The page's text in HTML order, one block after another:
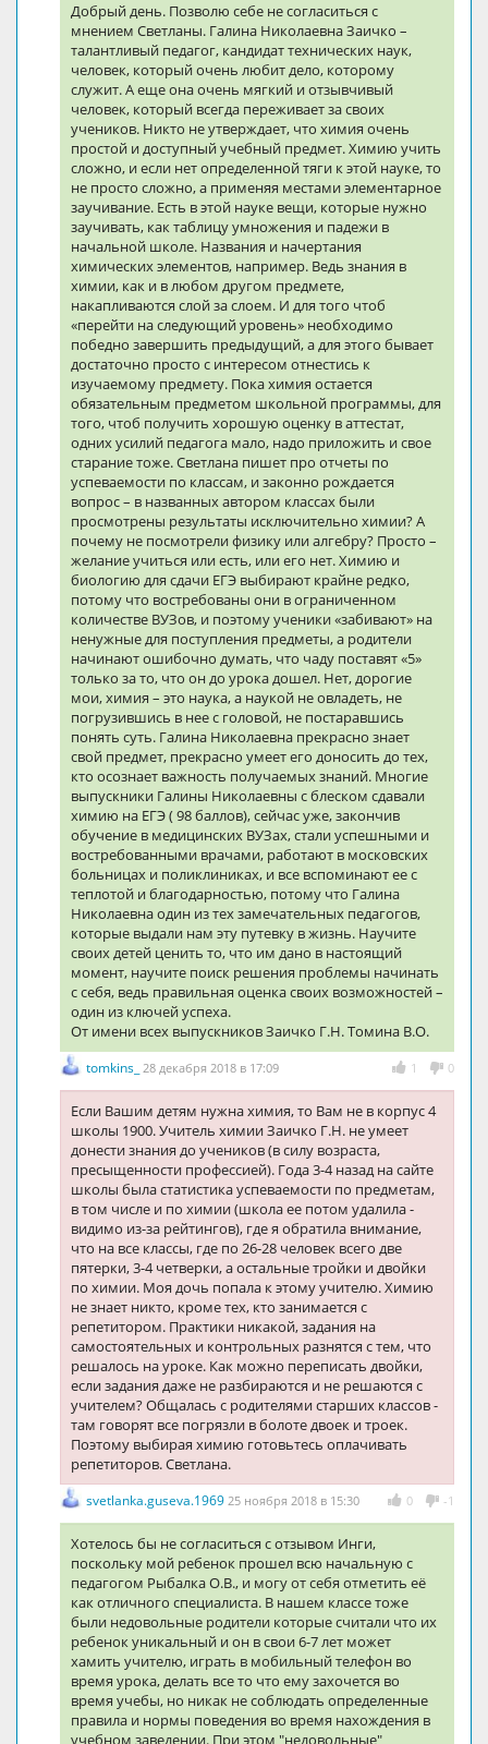
Добрый день. Позволю себе не согласиться с
мнением Светланы. Галина Николаевна Заичко –
талантливый педагог, кандидат технических наук,
человек, который очень любит дело, которому
служит. А еще она очень мягкий и отзывчивый
человек, который всегда переживает за своих
учеников. Никто не утверждает, что химия очень
простой и доступный учебный предмет. Химию учить
сложно, и если нет определенной тяги к этой науке, то
не просто сложно, а применяя местами элементарное
заучивание. Есть в этой науке вещи, которые нужно
заучивать, как таблицу умножения и падежи в
начальной школе. Названия и начертания
химических элементов, например. Ведь знания в
химии, как и в любом другом предмете,
накапливаются слой за слоем. И для того чтоб
«перейти на следующий уровень» необходимо
победно завершить предыдущий, а для этого бывает
достаточно просто с интересом отнестись к
изучаемому предмету. Пока химия остается
обязательным предметом школьной программы, для
того, чтоб получить хорошую оценку в аттестат,
одних усилий педагога мало, надо приложить и свое
старание тоже. Светлана пишет про отчеты по
успеваемости по классам, и законно рождается
вопрос – в названных автором классах были
просмотрены результаты исключительно химии? А
почему не посмотрели физику или алгебру? Просто –
желание учиться или есть, или его нет. Химию и
биологию для сдачи ЕГЭ выбирают крайне редко,
потому что востребованы они в ограниченном
количестве ВУЗов, и поэтому ученики «забивают» на
ненужные для поступления предметы, а родители
начинают ошибочно думать, что чаду поставят «5»
только за то, что он до урока дошел. Нет, дорогие
мои, химия – это наука, а наукой не овладеть, не
погрузившись в нее с головой, не постаравшись
понять суть. Галина Николаевна прекрасно знает
свой предмет, прекрасно умеет его доносить до тех,
кто осознает важность получаемых знаний. Многие
выпускники Галины Николаевны с блеском сдавали
химию на ЕГЭ ( 98 баллов), сейчас уже, закончив
обучение в медицинских ВУЗах, стали успешными и
востребованными врачами, работают в московских
больницах и поликлиниках, и все вспоминают ее с
теплотой и благодарностью, потому что Галина
Николаевна один из тех замечательных педагогов,
которые выдали нам эту путевку в жизнь. Научите
своих детей ценить то, что им дано в настоящий
момент, научите поиск решения проблемы начинать
с себя, ведь правильная оценка своих возможностей –
один из ключей успеха.
От имени всех выпускников Заичко Г.Н. Томина В.О.
1 0
tomkins_ 28 декабря 2018 в 17:09
Если Вашим детям нужна химия, то Вам не в корпус 4
школы 1900. Учитель химии Заичко Г.Н. не умеет
донести знания до учеников (в силу возраста,
пресыщенности профессией). Года 3-4 назад на сайте
школы была статистика успеваемости по предметам,
в том числе и по химии (школа ее потом удалила -
видимо из-за рейтингов), где я обратила внимание,
что на все классы, где по 26-28 человек всего две
пятерки, 3-4 четверки, а остальные тройки и двойки
по химии. Моя дочь попала к этому учителю. Химию
не знает никто, кроме тех, кто занимается с
репетитором. Практики никакой, задания на
самостоятельных и контрольных разнятся с тем, что
решалось на уроке. Как можно переписать двойки,
если задания даже не разбираются и не решаются с
учителем? Общалась с родителями старших классов -
там говорят все погрязли в болоте двоек и троек.
Поэтому выбирая химию готовьтесь оплачивать
репетиторов. Светлана.
0 -1
svetlanka.guseva.1969 25 ноября 2018 в 15:30
Хотелось бы не согласиться с отзывом Инги,
поскольку мой ребенок прошел всю начальную с
педагогом Рыбалка О.В., и могу от себя отметить её
как отличного специалиста. В нашем классе тоже
были недовольные родители которые считали что их
ребенок уникальный и он в свои 6-7 лет может
хамить учителю, играть в мобильный телефон во
время урока, делать все то что ему захочется во
время учебы, но никак не соблюдать определенные
правила и нормы поведения во время нахождения в